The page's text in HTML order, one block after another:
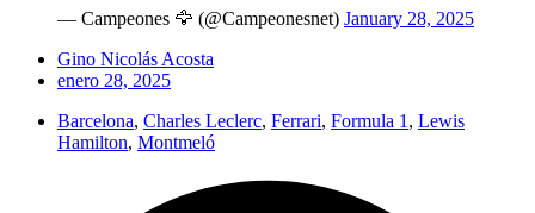
— Campeones 🦅 (@Campeonesnet) January 28, 2025
Gino Nicolás Acosta
enero 28, 2025
Barcelona, Charles Leclerc, Ferrari, Formula 1 , Lewis
Hamilton, Montmeló